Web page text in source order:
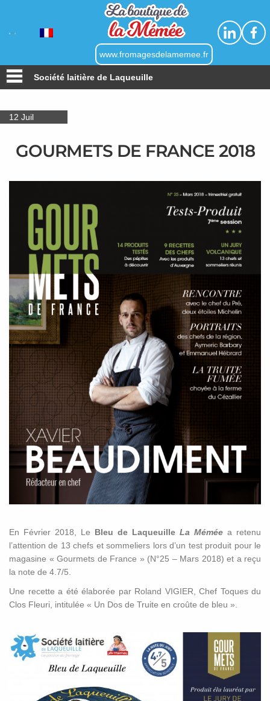
www.fromagesdelamemee.fr
Société laitière de Laqueuille
12 Juil
GOURMETS DE FRANCE 2018
En Février 2018, Le Bleu de Laqueuille La Mémée a retenu
l’attention de 13 chefs et sommeliers lors d’un test produit pour le
magasine « Gourmets de France » (N°25 – Mars 2018) et a reçu
la note de 4.7/5.
Une recette a été élaborée par Roland VIGIER, Chef Toques du
Clos Fleuri, intitulée « Un Dos de Truite en croûte de bleu ».